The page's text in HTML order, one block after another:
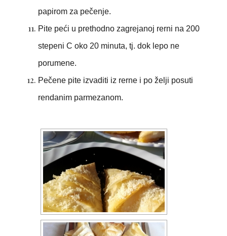
papirom za pečenje.
Pite peći u prethodno zagrejanoj rerni na 200
stepeni C oko 20 minuta, tj. dok lepo ne
porumene.
Pečene pite izvaditi iz rerne i po želji posuti
rendanim parmezanom.